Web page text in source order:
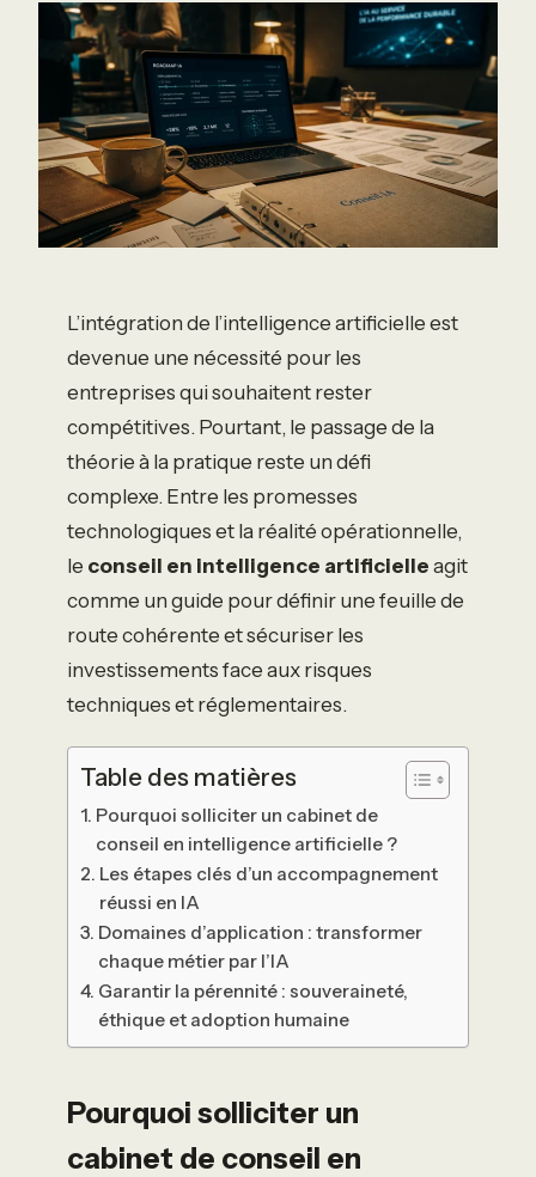
L’intégration de l’intelligence artificielle est
devenue une nécessité pour les
entreprises qui souhaitent rester
compétitives. Pourtant, le passage de la
théorie à la pratique reste un défi
complexe. Entre les promesses
technologiques et la réalité opérationnelle,
le conseil en intelligence artificielle agit
comme un guide pour définir une feuille de
route cohérente et sécuriser les
investissements face aux risques
techniques et réglementaires.
Table des matières
Pourquoi solliciter un cabinet de
conseil en intelligence artificielle ?
Les étapes clés d’un accompagnement
réussi en IA
Domaines d’application : transformer
chaque métier par l’IA
Garantir la pérennité : souveraineté,
éthique et adoption humaine
Pourquoi solliciter un
cabinet de conseil en